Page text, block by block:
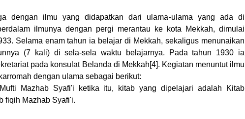
dengan ilmu yang didapatkan dari ulama-ulama yang ada di
ilmunya dengan pergi merantau ke kota Mekkah, dimulai
Selama enam tahun ia belajar di Mekkah, sekaligus menunaikan
(7 kali) di sela-sela waktu belajarnya. Pada tahun 1930 ia
pada konsulat Belanda di Mekkah[4]. Kegiatan menuntut ilmu
dengan ulama sebagai berikut:
Mazhab Syafi'i ketika itu, kitab yang dipelajari adalah Kitab
fiqih Mazhab Syafi'i.